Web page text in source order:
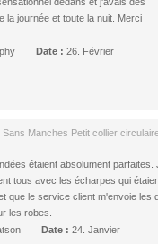
la journée et toute la nuit. Merci
Date : 26. Février
Sans Manches Petit collier
étaient absolument parfaites.
tous avec les écharpes qui
que le service client m'envoie les
les robes.
Date : 24. Janvier